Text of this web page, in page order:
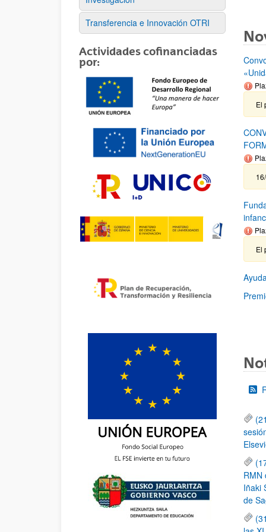
Transferencia e Innovación OTRI
Actividades cofinanciadas
por:
El
El
RMN
Iñaki
de